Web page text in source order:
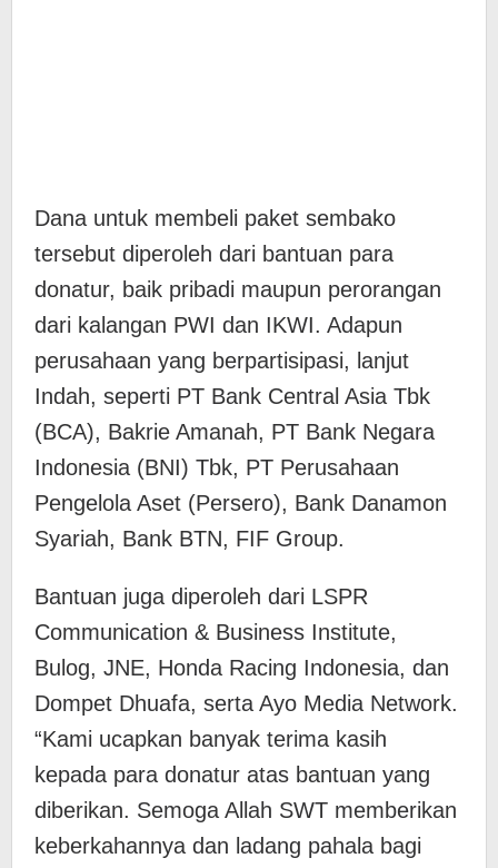
Dana untuk membeli paket sembako
tersebut diperoleh dari bantuan para
donatur, baik pribadi maupun perorangan
dari kalangan PWI dan IKWI. Adapun
perusahaan yang berpartisipasi, lanjut
Indah, seperti PT Bank Central Asia Tbk
(BCA), Bakrie Amanah, PT Bank Negara
Indonesia (BNI) Tbk, PT Perusahaan
Pengelola Aset (Persero), Bank Danamon
Syariah, Bank BTN, FIF Group.
Bantuan juga diperoleh dari LSPR
Communication & Business Institute,
Bulog, JNE, Honda Racing Indonesia, dan
Dompet Dhuafa, serta Ayo Media Network.
“Kami ucapkan banyak terima kasih
kepada para donatur atas bantuan yang
diberikan. Semoga Allah SWT memberikan
keberkahannya dan ladang pahala bagi